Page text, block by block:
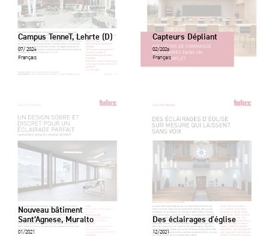
Campus TenneT, Lehrte (D)
07/ 2024
Français
Capteurs Dépliant
02/2026
Français
Nouveau bâtiment
Sant’Agnese, Muralto
01/2021
Des éclairages d'église
12/2021